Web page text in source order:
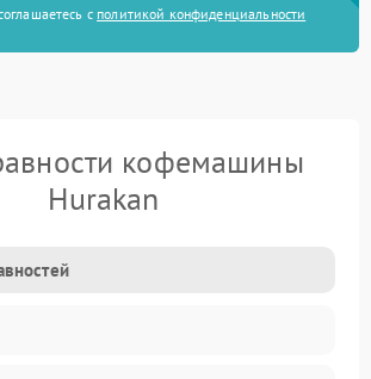
с политикой конфиденциальности
кофемашины
Hurakan